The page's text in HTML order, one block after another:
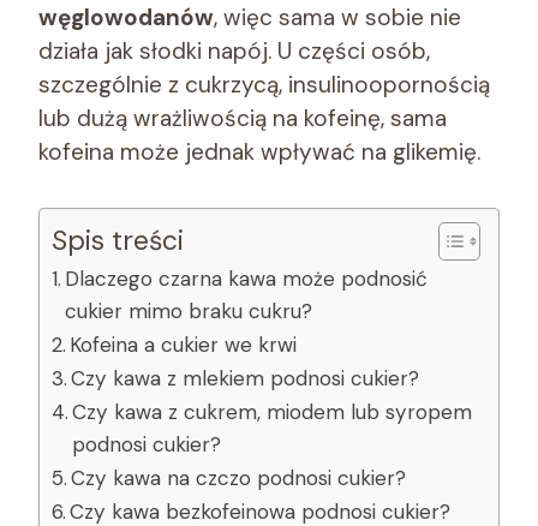
węglowodanów, więc sama w sobie nie
działa jak słodki napój. U części osób,
szczególnie z cukrzycą, insulinoopornością
lub dużą wrażliwością na kofeinę, sama
kofeina może jednak wpływać na glikemię.
Spis treści
Dlaczego czarna kawa może podnosić
cukier mimo braku cukru?
Kofeina a cukier we krwi
Czy kawa z mlekiem podnosi cukier?
Czy kawa z cukrem, miodem lub syropem
podnosi cukier?
Czy kawa na czczo podnosi cukier?
Czy kawa bezkofeinowa podnosi cukier?